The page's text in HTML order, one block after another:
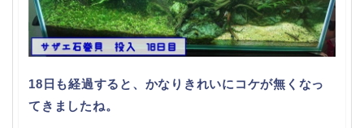
18日も経過すると、かなりきれいにコケが無くなっ
てきましたね。